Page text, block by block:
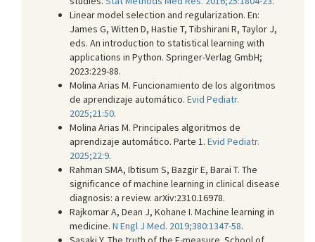
Linear model selection and regularization. En:
James G, Witten D, Hastie T, Tibshirani R, Taylor J,
eds. An introduction to statistical learning with
applications in Python. Springer-Verlag GmbH;
2023:229-88.
Molina Arias M. Funcionamiento de los algoritmos
de aprendizaje automático. Evid Pediatr.
2025;21:50.
Molina Arias M. Principales algoritmos de
aprendizaje automático. Parte 1. Evid Pediatr.
2025;22:9.
Rahman SMA, Ibtisum S, Bazgir E, Barai T. The
significance of machine learning in clinical disease
diagnosis: a review. arXiv:2310.16978.
Rajkomar A, Dean J, Kohane I. Machine learning in
medicine. N Engl J Med. 2019;380:1347-58.